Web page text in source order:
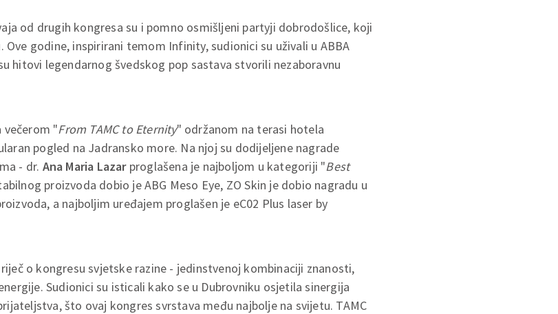
od drugih kongresa su i pomno osmišljeni partyji dobrodošlice, koji
godine, inspirirani temom Infinity, sudionici su uživali u ABBA
hitovi legendarnog švedskog pop sastava stvorili nezaboravnu
večerom "From TAMC to Eternity" održanom na terasi hotela
pogled na Jadransko more. Na njoj su dodijeljene nagrade
- dr. Ana Maria Lazar proglašena je najboljom u kategoriji "Best
proizvoda dobio je ABG Meso Eye, ZO Skin je dobio nagradu u
a najboljim uređajem proglašen je eC02 Plus laser by
o kongresu svjetske razine - jedinstvenoj kombinaciji znanosti,
Sudionici su isticali kako se u Dubrovniku osjetila sinergija
što ovaj kongres svrstava među najbolje na svijetu. TAMC